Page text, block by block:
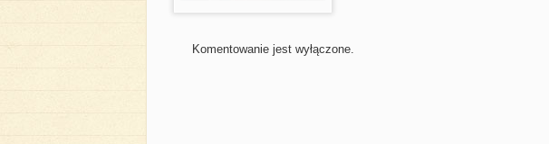
Komentowanie jest wyłączone.